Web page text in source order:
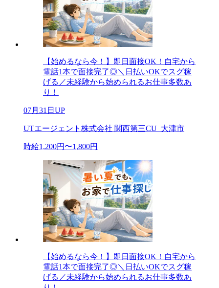
【始めるなら今！】即日面接OK！自宅から
電話1本で面接完了◎＼日払いOKでスグ稼
げる／未経験から始められるお仕事多数あ
り！
07月31日UP
UTエージェント株式会社 関西第三CU_大津市
時給1,200円〜1,800円
【始めるなら今！】即日面接OK！自宅から
電話1本で面接完了◎＼日払いOKでスグ稼
げる／未経験から始められるお仕事多数あ